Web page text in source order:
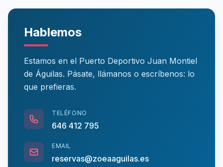
Hablemos
Estamos en el Puerto Deportivo Juan Montiel
de Águilas. Pásate, llámanos o escríbenos: lo
que prefieras.
TELÉFONO
646 412 795
EMAIL
reservas@zoeaaguilas.es